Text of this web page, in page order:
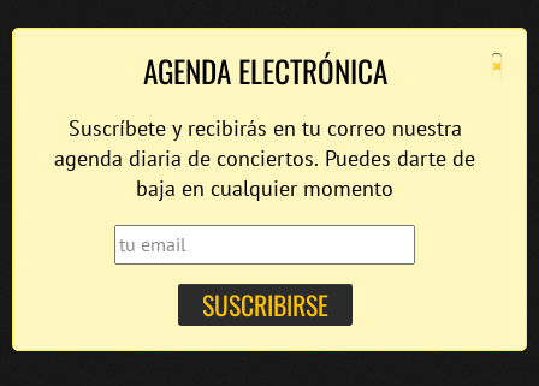
×
AGENDA ELECTRÓNICA
Suscríbete y recibirás en tu correo nuestra
agenda diaria de conciertos. Puedes darte de
baja en cualquier momento